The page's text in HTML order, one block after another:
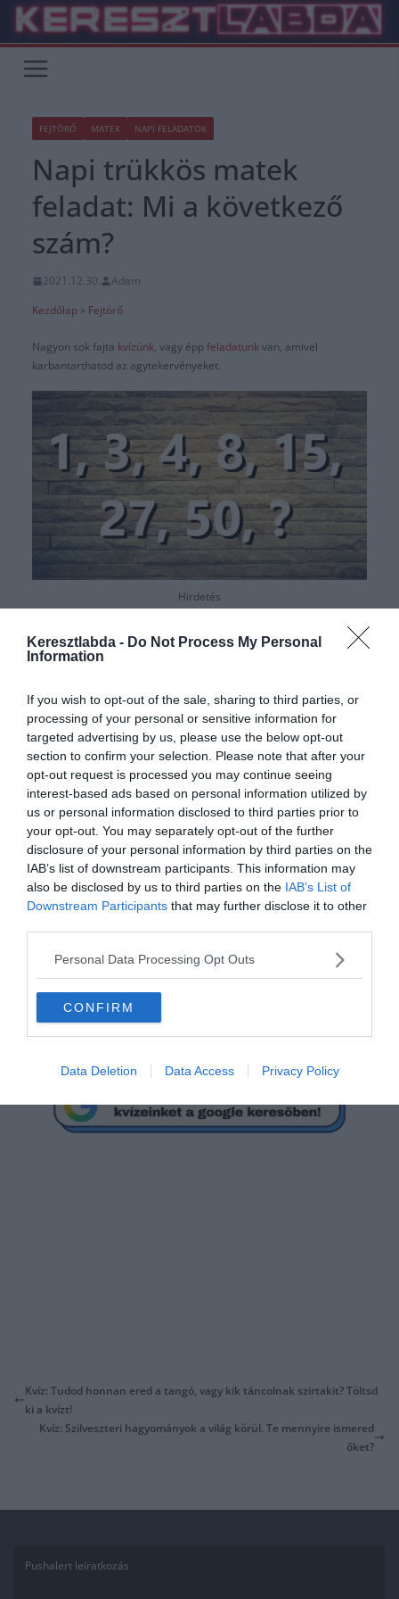
Keresztlabda - Do Not Process My Personal
Information
If you wish to opt-out of the sale, sharing to third parties, or
processing of your personal or sensitive information for
targeted advertising by us, please use the below opt-out
section to confirm your selection. Please note that after your
opt-out request is processed you may continue seeing
interest-based ads based on personal information utilized by
us or personal information disclosed to third parties prior to
your opt-out. You may separately opt-out of the further
disclosure of your personal information by third parties on the
IAB’s list of downstream participants. This information may
also be disclosed by us to third parties on the IAB’s List of
Downstream Participants that may further disclose it to other
Personal Data Processing Opt Outs
CONFIRM
Data Deletion Data Access Privacy Policy
Skip
content
FEJTÖRŐ MATEK NAPI FELADATOK
Napi trükkös matek
feladat: Mi a következő
szám?
2021.12.30.
Adam
Kezdőlap » Fejtörő
Nagyon sok fajta kvízünk, vagy éppfeladatunkvan, amivel
karbantarthatod az agytekervényeket.
Hirdetés
Mi a következő szám?
79
83
92
Kvíz: Tudod honnan ered a tangó, vagy kik táncolnak szirtakit? Töltsd
ki a kvízt!
Kvíz: Szilveszteri hagyományok a világ körül. Te mennyire ismered
őket?
Pushalert leíratkozás